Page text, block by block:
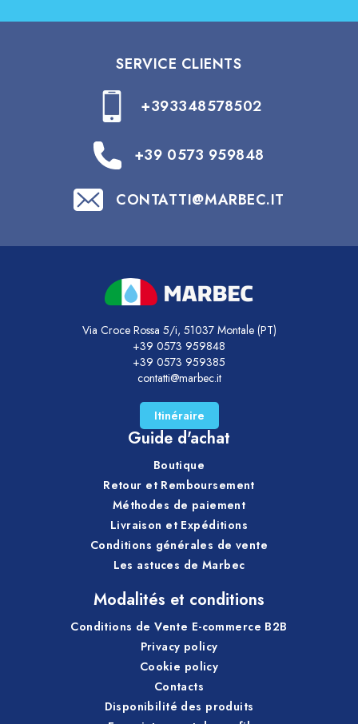
SERVICE CLIENTS
+393348578502
+39 0573 959848
CONTATTI@MARBEC.IT
Via Croce Rossa 5/i, 51037 Montale (PT)
+39 0573 959848
+39 0573 959385
contatti@marbec.it
Itinéraire
Guide d'achat
Boutique
Retour et Remboursement
Méthodes de paiement
Livraison et Expéditions
Conditions générales de vente
Les astuces de Marbec
Modalités et conditions
Conditions de Vente E-commerce B2B
Privacy policy
Cookie policy
Contacts
Disponibilité des produits